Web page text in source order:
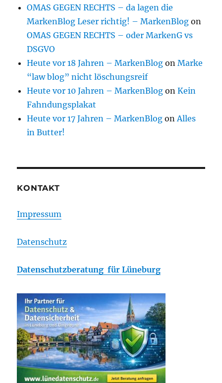
OMAS GEGEN RECHTS – da lagen die
MarkenBlog Leser richtig! – MarkenBlog on
OMAS GEGEN RECHTS – oder MarkenG vs
DSGVO
Heute vor 18 Jahren – MarkenBlog onMarke
“law blog” nicht löschungsreif
Heute vor 10 Jahren – MarkenBlog onKein
Fahndungsplakat
Heute vor 17 Jahren – MarkenBlog onAlles
in Butter!
KONTAKT
Impressum
Datenschutz
Datenschutzberatung für Lüneburg